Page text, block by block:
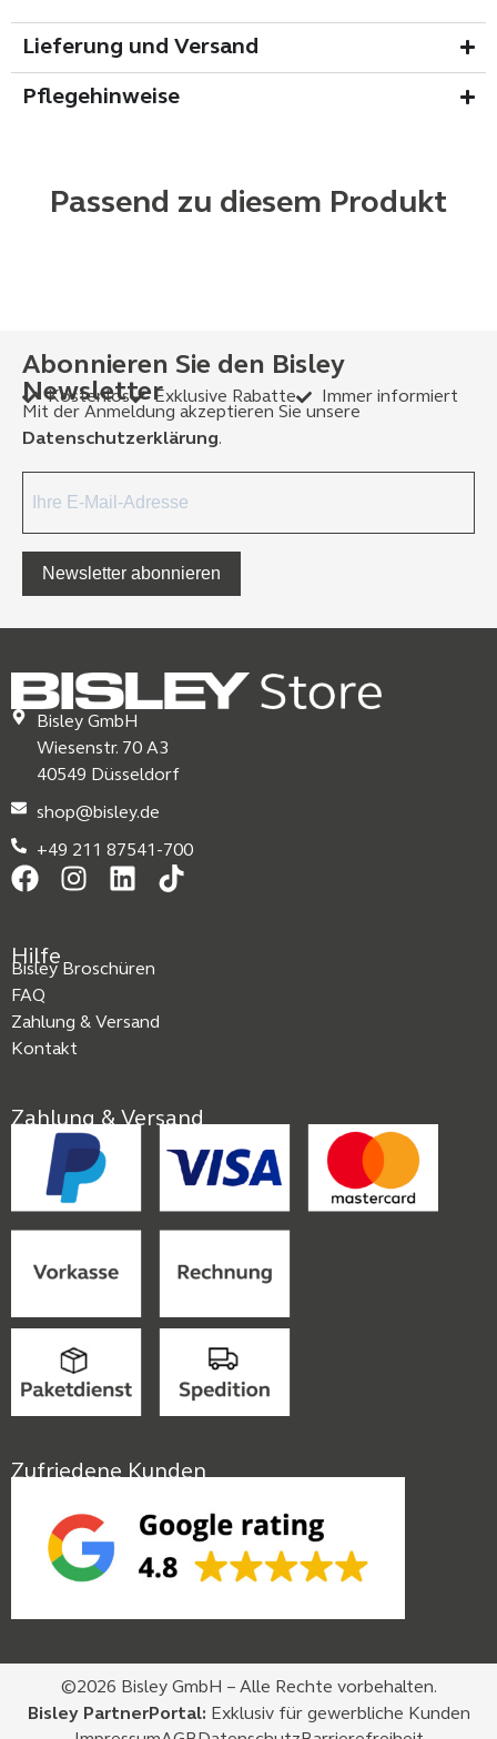
Lieferung und Versand
Pflegehinweise
Passend zu diesem Produkt
Abonnieren Sie den Bisley
Newsletter
Kostenlos Exklusive Rabatte
Immer informiert
Mit der Anmeldung akzeptieren Sie unsere
Datenschutzerklärung.
Newsletter abonnieren
Bisley GmbH
Wiesenstr. 70 A3
40549 Düsseldorf
shop@bisley.de
+49 211 87541-700
Hilfe
Bisley Broschüren
FAQ
Zahlung & Versand
Kontakt
Zahlung & Versand
Zufriedene Kunden
©2026 Bisley GmbH – Alle Rechte vorbehalten.
Bisley PartnerPortal: Exklusiv für gewerbliche Kunden